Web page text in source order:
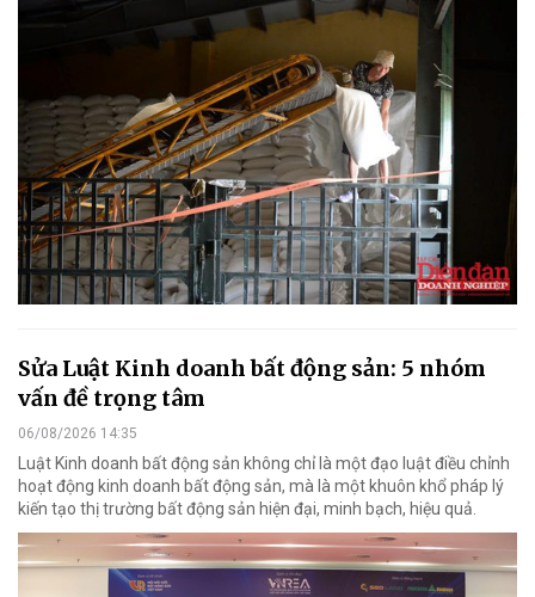
Sửa Luật Kinh doanh bất động sản: 5 nhóm
vấn đề trọng tâm
06/08/2026 14:35
Luật Kinh doanh bất động sản không chỉ là một đạo luật điều chỉnh
hoạt động kinh doanh bất động sản, mà là một khuôn khổ pháp lý
kiến tạo thị trường bất động sản hiện đại, minh bạch, hiệu quả.